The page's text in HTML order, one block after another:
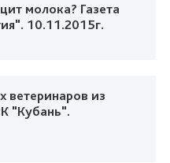
молока? Газета
10.11.2015г.
ветеринаров из
"Кубань".